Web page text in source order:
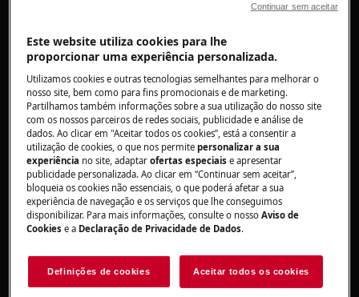
Máquina de lavar com carregamento
frontal (encastrável e de instalação livre)
Máquina de lavar de carregar pelo topo
Resolução:
1. Retire toda a roupa do tambor
2. Coloque uma pequena quantidade de
detergente em pó no tambor vazio, para
remover todos os resíduos restantes.
3. Execute um programa Algod com a
temperatura máxima.
Este website utiliza cookies para lhe
proporcionar uma experiência personalizada.
Utilizamos cookies e outras tecnologias semelhantes para melhorar o
nosso site, bem como para fins promocionais e de marketing.
Partilhamos também informações sobre a sua utilização do nosso site
com os nossos parceiros de redes sociais, publicidade e análise de
dados. Ao clicar em "Aceitar todos os cookies”, está a consentir a
utilização de cookies, o que nos permitepersonalizar a sua
experiência no site, adaptarofertas especiaise apresentar
publicidade personalizada. Ao clicar em “Continuar sem aceitar”,
bloqueia os cookies não essenciais, o que poderá afetar a sua
experiência de navegação e os serviços que lhe conseguimos
disponibilizar. Para mais informações, consulte o nossoAviso de
Cookies e a Declaração de Privacidade de Dados.
Definições de cookies Aceitar todos os cookies
Continuar sem aceitar